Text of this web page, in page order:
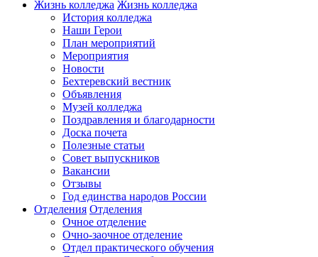
Жизнь колледжа Жизнь колледжа
История колледжа
Наши Герои
План мероприятий
Мероприятия
Новости
Бехтеревский вестник
Объявления
Музей колледжа
Поздравления и благодарности
Доска почета
Полезные статьи
Совет выпускников
Вакансии
Отзывы
Год единства народов России
Отделения Отделения
Очное отделение
Очно-заочное отделение
Отдел практического обучения